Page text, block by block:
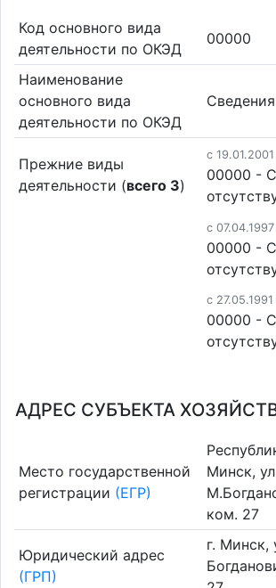
Код основного вида
деятельности по ОКЭД
00000
Наименование
основного вида
деятельности по ОКЭД
Прежние виды
деятельности (всего 3)
c
00000 -
c
00000 -
c
00000 -
АДРЕС СУБЪЕКТА
Место государственной
регистрации (ЕГР)
Минск,
ком. 27
Юридический адрес
(ГРП)
г. Минск,